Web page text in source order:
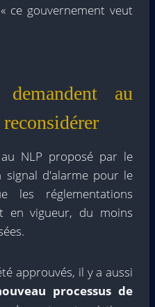
ce gouvernement veut
au
NLP proposé par le
signal d'alarme pour le
les réglementations
en vigueur, du moins
approuvés, il y a aussi
processus de